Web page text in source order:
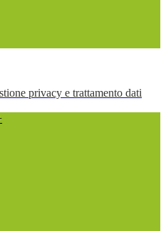
privacy e trattamento dati